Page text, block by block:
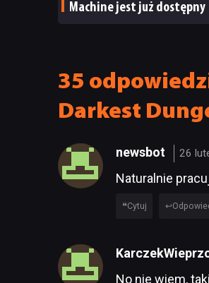
Machine jest już dostępny
35
Darkest
newsbot 26
Naturalnie
Cytuj
No nie wiem,